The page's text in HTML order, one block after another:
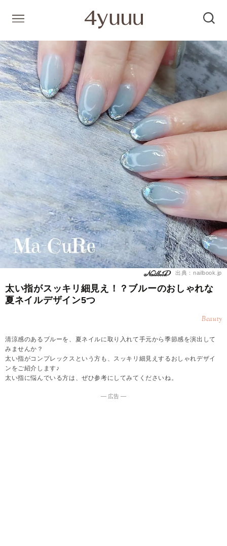
出典：nailbook.jp
太い指がスッキリ細見え！？ブルーのおしゃれな
夏ネイルデザイン5つ
Beauty
清涼感のあるブルーを、夏ネイルに取り入れて手元から季節感を演出して
みませんか？
太い指がコンプレックスという方も、スッキリ細見えするおしゃれデザイ
ンをご紹介します♪
太い指に悩んでいる方は、ぜひ参考にしてみてくださいね。
― 広告 ―